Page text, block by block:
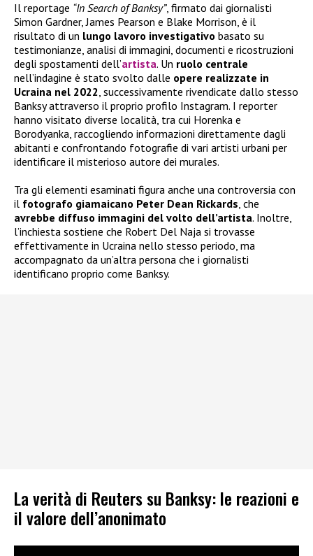
Il reportage “In Search of Banksy”, firmato dai giornalisti
Simon Gardner, James Pearson e Blake Morrison, è il
risultato di un lungo lavoro investigativo basato su
testimonianze, analisi di immagini, documenti e ricostruzioni
degli spostamenti dell’artista. Un ruolo centrale
nell’indagine è stato svolto dalle opere realizzate in
Ucraina nel 2022, successivamente rivendicate dallo stesso
Banksy attraverso il proprio profilo Instagram. I reporter
hanno visitato diverse località, tra cui Horenka e
Borodyanka, raccogliendo informazioni direttamente dagli
abitanti e confrontando fotografie di vari artisti urbani per
identificare il misterioso autore dei murales.
Tra gli elementi esaminati figura anche una controversia con
il fotografo giamaicano Peter Dean Rickards, che
avrebbe diffuso immagini del volto dell’artista. Inoltre,
l’inchiesta sostiene che Robert Del Naja si trovasse
effettivamente in Ucraina nello stesso periodo, ma
accompagnato da un’altra persona che i giornalisti
identificano proprio come Banksy.
La verità di Reuters su Banksy: le reazioni e
il valore dell’anonimato